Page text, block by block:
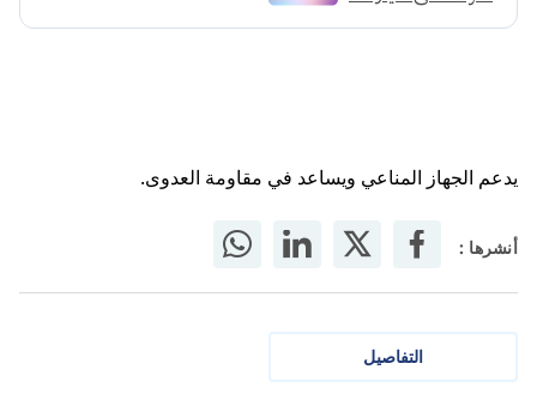
يدعم الجهاز المناعي ويساعد في مقاومة العدوى.
أنشرها :
التفاصيل